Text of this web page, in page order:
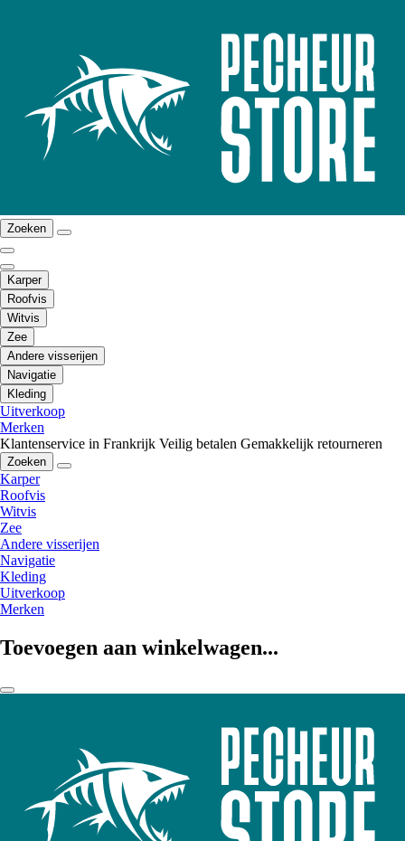
Zoeken
Karper
Roofvis
Witvis
Zee
Andere visserijen
Navigatie
Kleding
Uitverkoop
Merken
Klantenservice in Frankrijk Veilig betalen Gemakkelijk retourneren
Zoeken
Karper
Roofvis
Witvis
Zee
Andere visserijen
Navigatie
Kleding
Uitverkoop
Merken
Toevoegen aan winkelwagen...